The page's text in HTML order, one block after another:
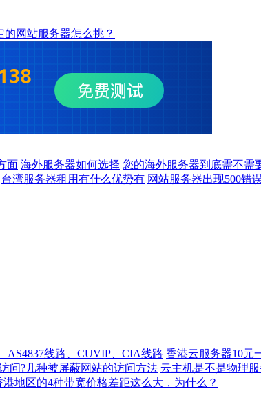
的网站服务器怎么挑？
面 海外服务器如何选择 您的海外服务器到底需不需
台湾服务器租用有什么优势有 网站服务器出现500错
AS4837线路、CUVIP、CIA线路 香港云服务器10元
问?几种被屏蔽网站的访问方法 云主机是不是物理
港地区的4种带宽价格差距这么大，为什么？